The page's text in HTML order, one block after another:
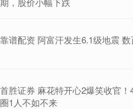
靠谱配资 阿富汗发生6.1级地震
首胜证券 麻花特开心2爆笑收官！
圈1人不如不来